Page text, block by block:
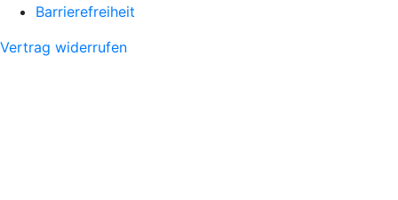
Barrierefreiheit
Vertrag widerrufen